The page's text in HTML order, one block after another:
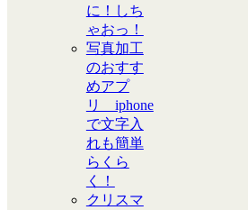
に！しち
ゃおっ！
写真加工
のおすす
めアプ
リ iphone
で文字入
れも簡単
らくら
く！
クリスマ